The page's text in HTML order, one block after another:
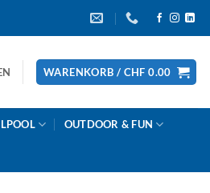
WARENKORB / CHF 0.00
OUTDOOR & FUN